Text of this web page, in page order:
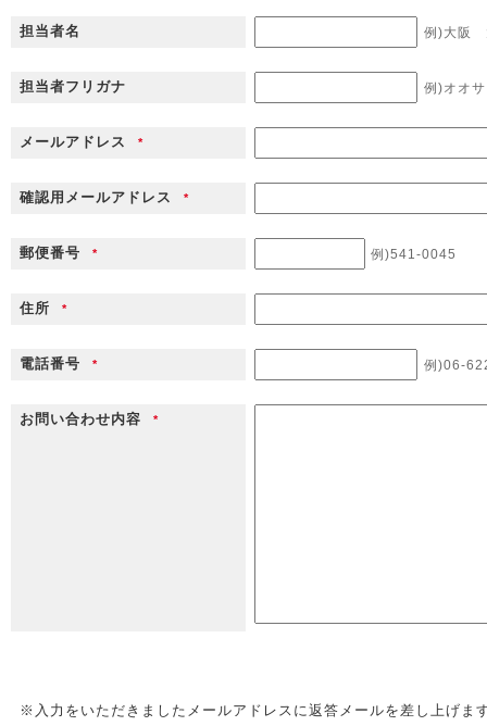
担当者名 例)大阪
担当者フリガナ 例)オオ
メールアドレス *
確認用メールアドレス *
郵便番号 * 例)541-0045
住所 *
電話番号 * 例)06-
お問い合わせ内容 *
※入力をいただきましたメールアドレスに返答メールを差し上げま